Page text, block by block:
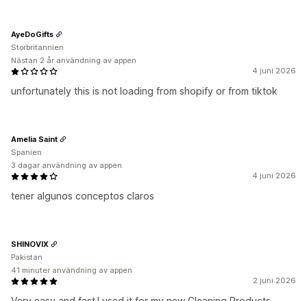
4 juni 2026
unfortunately this is not loading from shopify or from tiktok
AyeDoGifts
Storbritannien
Nästan 2 år användning av appen
4 juni 2026
tener algunos conceptos claros
Amelia Saint
Spanien
3 dagar användning av appen
2 juni 2026
SHINOVIX
Pakistan
41 minuter användning av appen